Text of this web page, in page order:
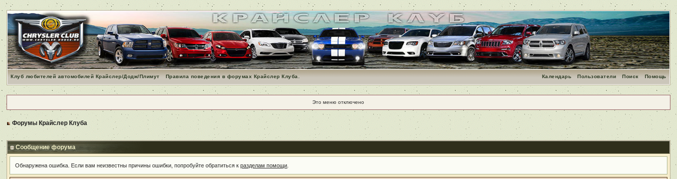
Клуб любителей автомобилей Крайслер/Додж/Плимут Правила поведения в форумах Крайслер Клуба. Помощь
Поиск
Пользователи
Календарь
Это меню отключено
Форумы Крайслер Клуба
Сообщение форума
Обнаружена ошибка. Если вам неизвестны причины ошибки, попробуйте обратиться кразделам помощи